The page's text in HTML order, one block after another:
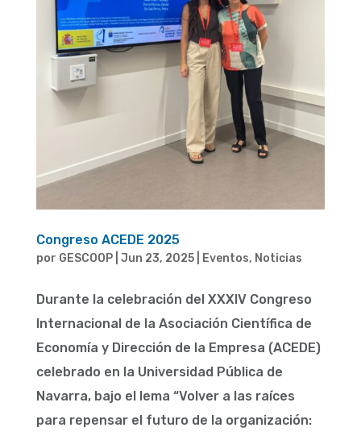
Congreso ACEDE 2025
por GESCOOP| Jun 23, 2025| Eventos, Noticias
Durante la celebración del XXXIV Congreso
Internacional de la Asociación Científica de
Economía y Dirección de la Empresa (ACEDE)
celebrado en la Universidad Pública de
Navarra, bajo el lema “Volver a las raíces
para repensar el futuro de la organización: